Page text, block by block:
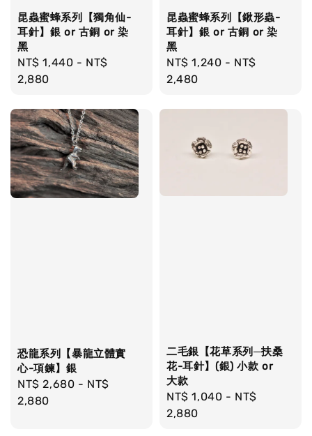
昆蟲蜜蜂系列【獨角仙-
耳針】銀 or 古銅 or 染
黑
Regular
price
NT$ 1,440 - NT$
2,880
昆蟲蜜蜂系列【鍬形蟲-
耳針】銀 or 古銅 or 染
黑
Regular
price
NT$ 1,240 - NT$
2,480
恐龍系列【暴龍立體實
心-項鍊】銀
Regular
price
NT$ 2,680 - NT$
2,880
二毛銀【花草系列─扶桑
花-耳針】(銀) 小款 or
大款
Regular
price
NT$ 1,040 - NT$
2,880